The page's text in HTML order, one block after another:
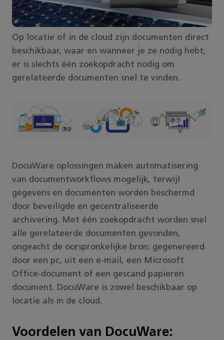
Op locatie of in de cloud zijn documenten direct
beschikbaar, waar en wanneer je ze nodig hebt;
er is slechts één zoekopdracht nodig om
gerelateerde documenten snel te vinden.
DocuWare oplossingen maken automatisering
van documentworkflows mogelijk, terwijl
gegevens en documenten worden beschermd
door beveiligde en gecentraliseerde
archivering. Met één zoekopdracht worden snel
alle gerelateerde documenten gevonden,
ongeacht de oorspronkelijke bron: gegenereerd
door een pc, uit een e-mail, een Microsoft
Office-document of een gescand papieren
document. DocuWare is zowel beschikbaar op
locatie als in de cloud.
Voordelen van DocuWare: